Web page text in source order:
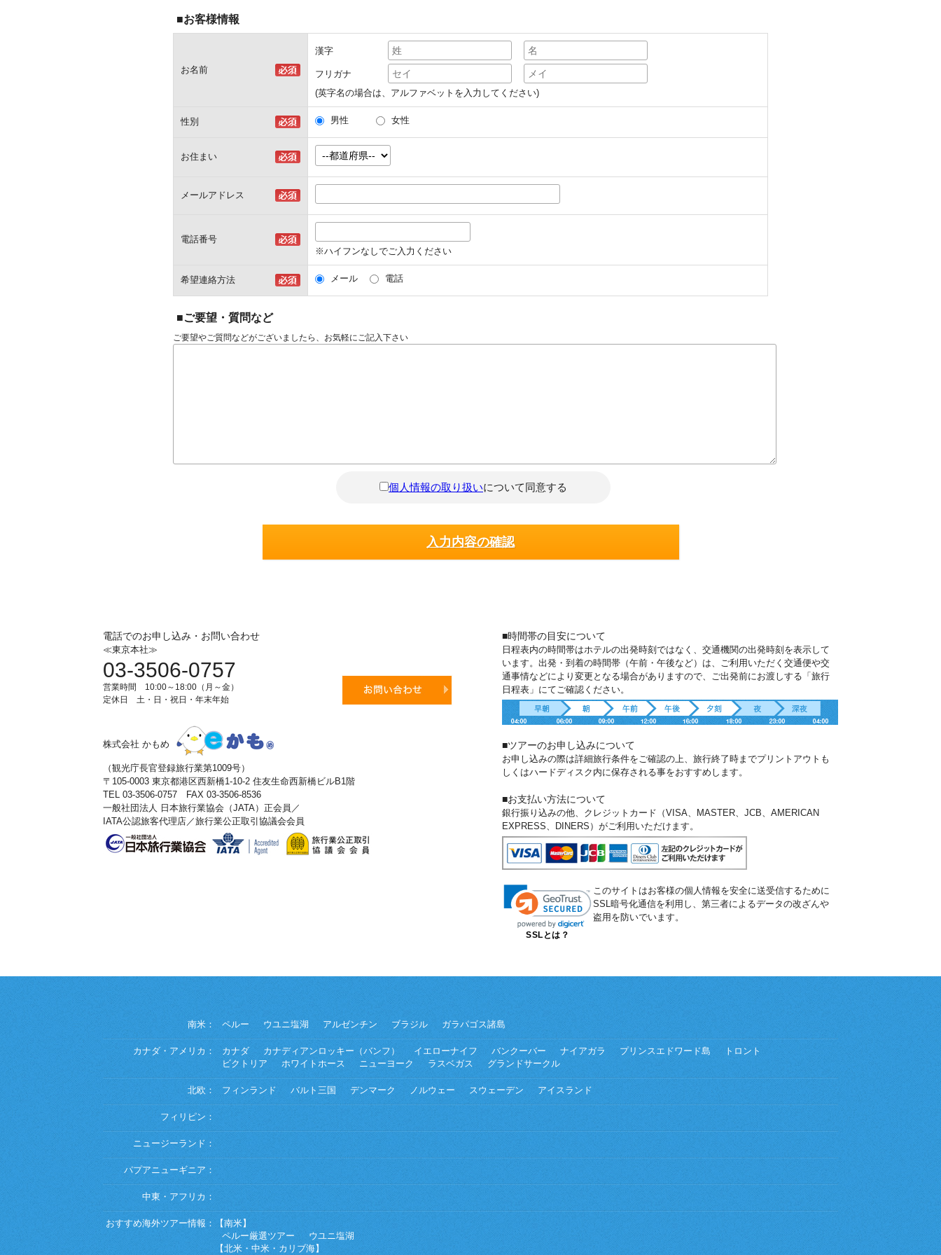
■お客様情報
お名前
漢字
フリガナ
(英字名の場合は、アルファベットを入力してください)
性別 男性 女性
お住まい
メールアドレス
電話番号
※ハイフンなしでご入力ください
希望連絡方法 メール 電話
■ご要望・質問など
ご要望やご質問などがございましたら、お気軽にご記入下さい
個人情報の取り扱いについて同意する
電話でのお申し込み・お問い合わせ
≪東京本社≫
03-3506-0757
営業時間 10:00～18:00（月～金）
定休日 土・日・祝日・年末年始
株式会社 かもめ
（観光庁長官登録旅行業第1009号）
〒105-0003 東京都港区西新橋1-10-2 住友生命西新橋ビルB1階
TEL 03-3506-0757 FAX 03-3506-8536
一般社団法人 日本旅行業協会（JATA）正会員／
IATA公認旅客代理店／旅行業公正取引協議会会員
■時間帯の目安について
日程表内の時間帯はホテルの出発時刻ではなく、交通機関の出発時刻を表示して
います。出発・到着の時間帯（午前・午後など）は、ご利用いただく交通便や交
通事情などにより変更となる場合がありますので、ご出発前にお渡しする「旅行
日程表」にてご確認ください。
■ツアーのお申し込みについて
お申し込みの際は詳細旅行条件をご確認の上、旅行終了時までプリントアウトも
しくはハードディスク内に保存される事をおすすめします。
■お支払い方法について
銀行振り込みの他、クレジットカード（VISA、MASTER、JCB、AMERICAN
EXPRESS、DINERS）がご利用いただけます。
SSLとは？
このサイトはお客様の個人情報を安全に送受信するために
SSL暗号化通信を利用し、第三者によるデータの改ざんや
盗用を防いでいます。
南米： ペルー ウユニ塩湖 アルゼンチン ブラジル ガラパゴス諸島
カナダ・アメリカ： カナダ カナディアンロッキー（バンフ） イエローナイフ バンクーバー ナイアガラ プリンスエドワード島
トロント
ビクトリア
ホワイトホース ニューヨーク ラスベガス グランドサークル
北欧： フィンランド バルト三国 デンマーク ノルウェー スウェーデン アイスランド
フィリピン：
ニュージーランド：
パプアニューギニア：
中東・アフリカ：
おすすめ海外ツアー情報：
【南米】
ペルー厳選ツアー
ウユニ塩湖
【北米・中米・カリブ海】